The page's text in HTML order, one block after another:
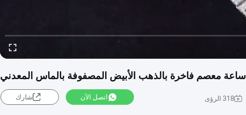
ساعة معصم فاخرة بالذهب الأبيض المصفوفة بالماس المعدني
318 الرؤى اتصل الآن شارك